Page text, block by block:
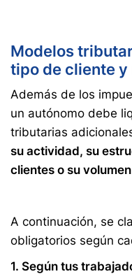
Modelos
tipo de cliente y
Además de los
un autónomo debe
tributarias
su actividad, su
clientes o su
A continuación, se
obligatorios según
1. Según tus